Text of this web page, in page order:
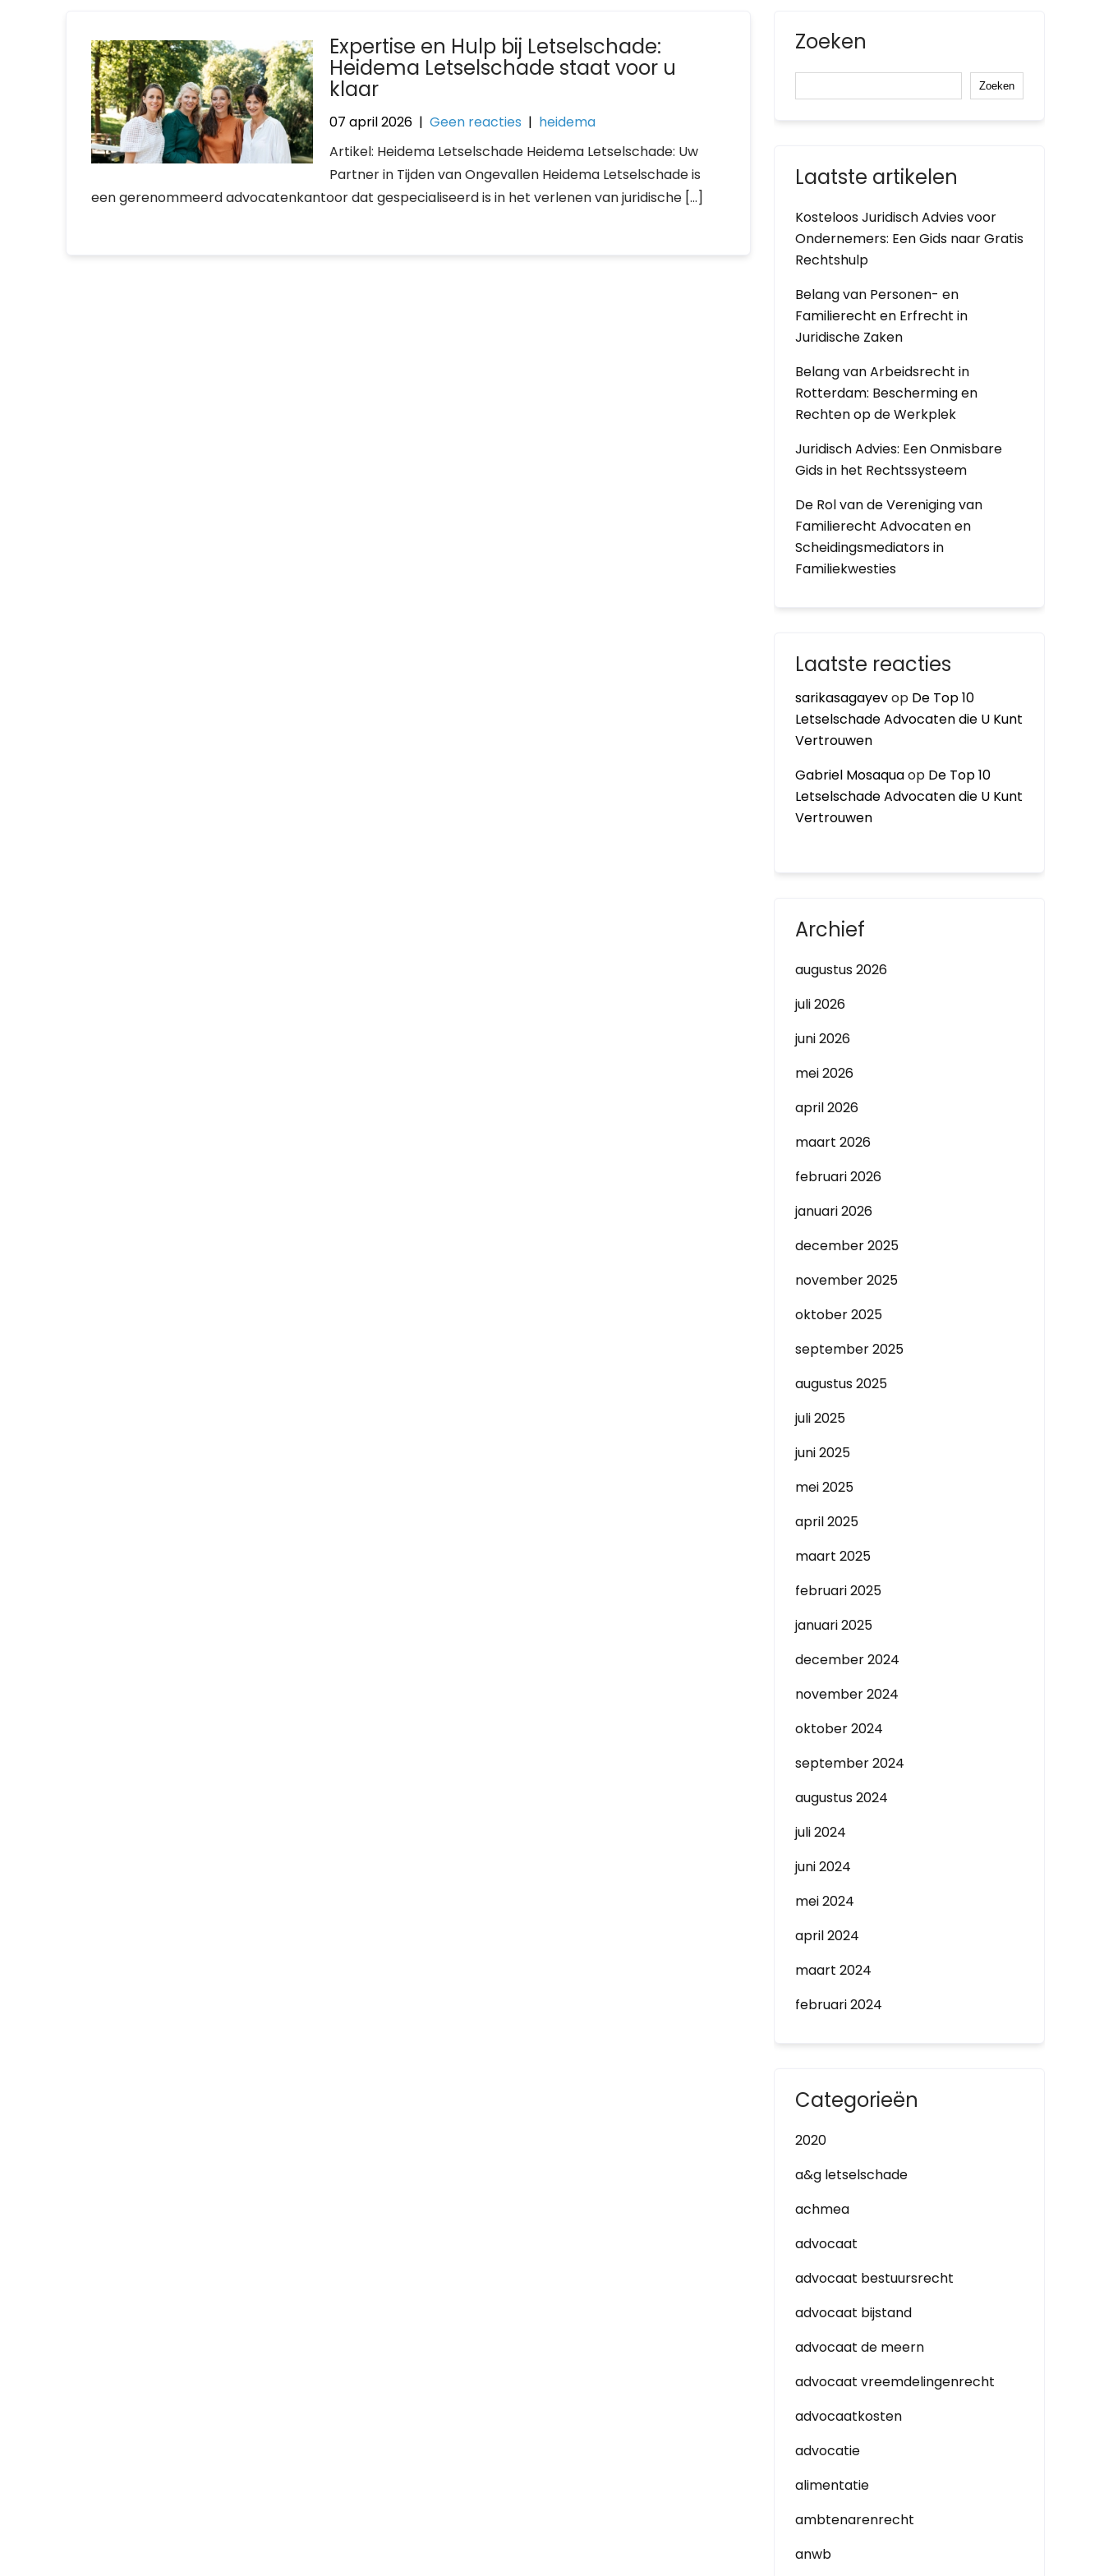
Expertise en Hulp bij Letselschade:
Heidema Letselschade staat voor u
klaar
07 april 2026 |Geen reacties | heidema
Artikel: Heidema Letselschade Heidema Letselschade: Uw
Partner in Tijden van Ongevallen Heidema Letselschade is
een gerenommeerd advocatenkantoor dat gespecialiseerd is in het verlenen van juridische […]
Zoeken
Zoeken
Laatste artikelen
Kosteloos Juridisch Advies voor
Ondernemers: Een Gids naar Gratis
Rechtshulp
Belang van Personen- en
Familierecht en Erfrecht in
Juridische Zaken
Belang van Arbeidsrecht in
Rotterdam: Bescherming en
Rechten op de Werkplek
Juridisch Advies: Een Onmisbare
Gids in het Rechtssysteem
De Rol van de Vereniging van
Familierecht Advocaten en
Scheidingsmediators in
Familiekwesties
Laatste reacties
sarikasagayevop De Top 10
Letselschade Advocaten die U Kunt
Vertrouwen
Gabriel Mosaquaop De Top 10
Letselschade Advocaten die U Kunt
Vertrouwen
Archief
augustus 2026
juli 2026
juni 2026
mei 2026
april 2026
maart 2026
februari 2026
januari 2026
december 2025
november 2025
oktober 2025
september 2025
augustus 2025
juli 2025
juni 2025
mei 2025
april 2025
maart 2025
februari 2025
januari 2025
december 2024
november 2024
oktober 2024
september 2024
augustus 2024
juli 2024
juni 2024
mei 2024
april 2024
maart 2024
februari 2024
Categorieën
2020
a&g letselschade
achmea
advocaat
advocaat bestuursrecht
advocaat bijstand
advocaat de meern
advocaat vreemdelingenrecht
advocaatkosten
advocatie
alimentatie
ambtenarenrecht
anwb